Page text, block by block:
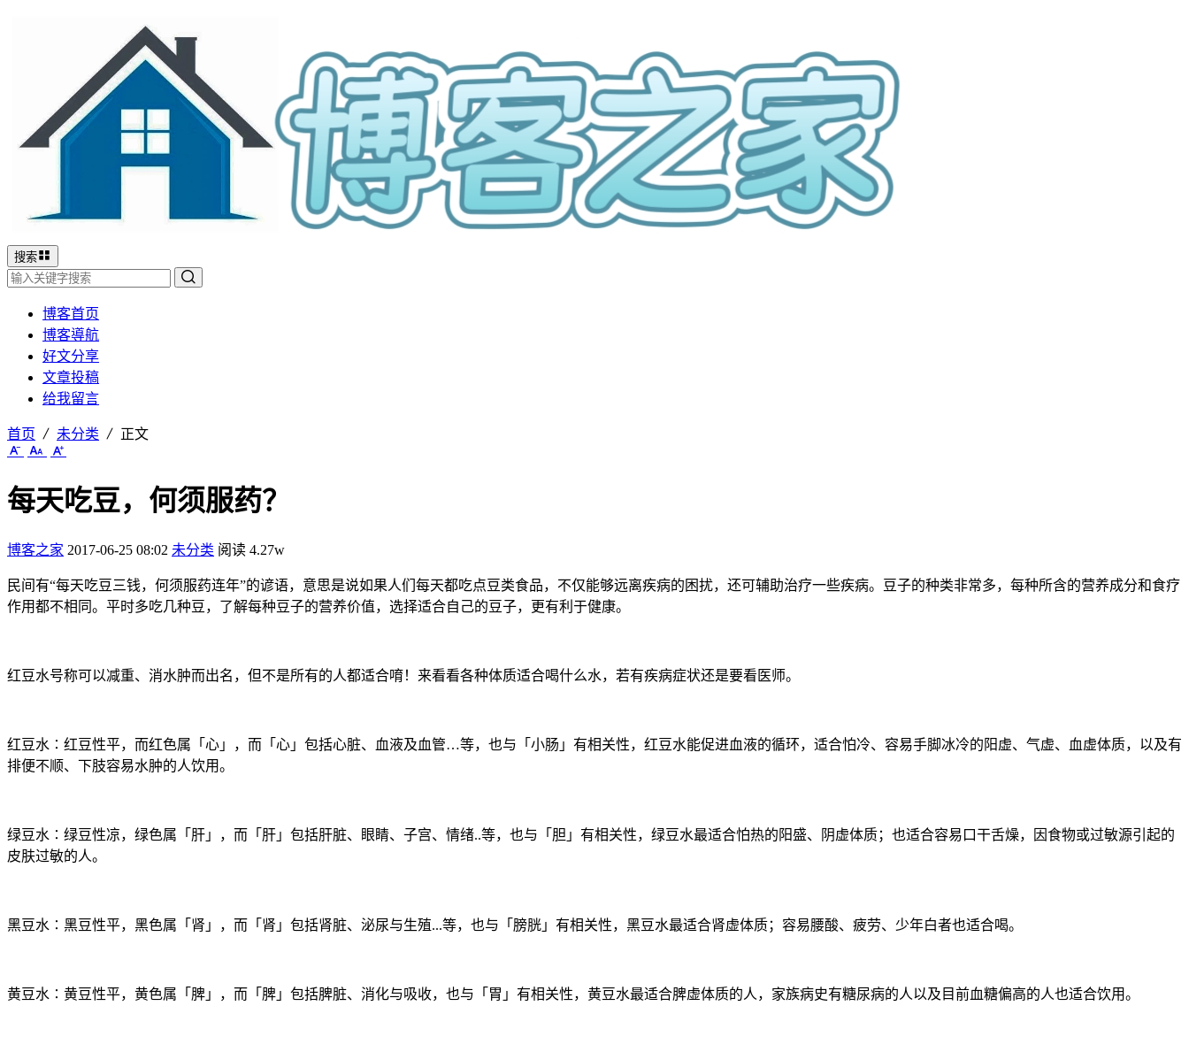
搜索
博客首页
博客導航
好文分享
文章投稿
给我留言
首页 未分类 正文
每天吃豆，何须服药？
博客之家 2017-06-25 08:02 未分类 阅读 4.27w
民间有“每天吃豆三钱，何须服药连年”的谚语，意思是说如果人们每天都吃点豆类食品，不仅能够远离疾病的困扰，还可辅助治疗一些疾病。豆子的种类非常多，每种所含的营养成分和食疗
作用都不相同。平时多吃几种豆，了解每种豆子的营养价值，选择适合自己的豆子，更有利于健康。
红豆水号称可以减重、消水肿而出名，但不是所有的人都适合唷！来看看各种体质适合喝什么水，若有疾病症状还是要看医师。
红豆水∶红豆性平，而红色属「心」，而「心」包括心脏、血液及血管…等，也与「小肠」有相关性，红豆水能促进血液的循环，适合怕冷、容易手脚冰冷的阳虚、气虚、血虚体质，以及有
排便不顺、下肢容易水肿的人饮用。
绿豆水∶绿豆性凉，绿色属「肝」，而「肝」包括肝脏、眼睛、子宫、情绪..等，也与「胆」有相关性，绿豆水最适合怕热的阳盛、阴虚体质；也适合容易口干舌燥，因食物或过敏源引起的
皮肤过敏的人。
黑豆水∶黑豆性平，黑色属「肾」，而「肾」包括肾脏、泌尿与生殖...等，也与「膀胱」有相关性，黑豆水最适合肾虚体质；容易腰酸、疲劳、少年白者也适合喝。
黄豆水∶黄豆性平，黄色属「脾」，而「脾」包括脾脏、消化与吸收，也与「胃」有相关性，黄豆水最适合脾虚体质的人，家族病史有糖尿病的人以及目前血糖偏高的人也适合饮用。